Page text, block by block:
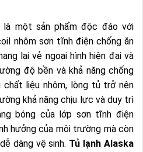
là một sản phẩm độc đáo với
nhôm sơn tĩnh điện chống ăn
lại vẻ ngoại hình hiện đại và
độ bền và khả năng chống
chất liệu nhôm, lòng tủ trở nên
khả năng chịu lực và duy trì
bóng của lớp sơn tĩnh điện
hưởng của môi trường mà còn
dàng vệ sinh. Tủ lạnh Alaska